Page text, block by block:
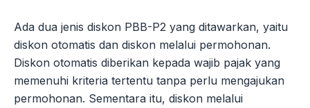
Ada dua jenis diskon PBB-P2 yang ditawarkan, yaitu
diskon otomatis dan diskon melalui permohonan.
Diskon otomatis diberikan kepada wajib pajak yang
memenuhi kriteria tertentu tanpa perlu mengajukan
permohonan. Sementara itu, diskon melalui